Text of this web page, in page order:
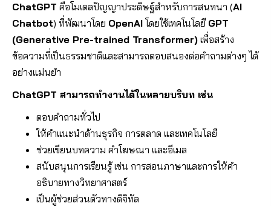
1. วิธีใช้งานผ่านเว็บ
2. วิธีใช้งานผ่าน API
สรุป
อย่ารอช้า! ให้ KNmasters ดูแลธุรกิจของคุณวันนี้!
ChatGPT คือโมเดลปัญญาประดิษฐ์สำหรับการสนทนา (AI
Chatbot) ที่พัฒนาโดย OpenAI โดยใช้เทคโนโลยี GPT
(Generative Pre-trained Transformer) เพื่อสร้าง
ข้อความที่เป็นธรรมชาติและสามารถตอบสนองต่อคำถามต่างๆ ได้
อย่างแม่นยำ
ChatGPT สามารถทำงานได้ในหลายบริบท เช่น
ตอบคำถามทั่วไป
ให้คำแนะนำด้านธุรกิจ การตลาด และเทคโนโลยี
ช่วยเขียนบทความ คำโฆษณา และอีเมล
สนับสนุนการเรียนรู้ เช่น การสอนภาษาและการให้คำ
อธิบายทางวิทยาศาสตร์
เป็นผู้ช่วยส่วนตัวทางดิจิทัล